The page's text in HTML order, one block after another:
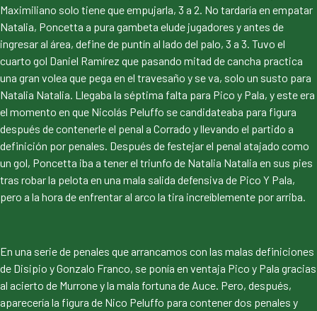
Maximiliano solo tiene que empujarla, 3 a 2. No tardaría en empatar
Natalia, Poncetta a pura gambeta elude jugadores y antes de
ingresar al área, define de puntín al lado del palo, 3 a 3. Tuvo el
cuarto gol Daniel Ramírez que pasando mitad de cancha practica
una gran volea que pega en el travesaño y se va, solo un susto para
Natalia Natalia. Llegaba la séptima falta para Pico y Pala, y este era
el momento en que Nicolás Peluffo se candidateaba para figura
después de contenerle el penal a Corrado y llevando el partido a
definición por penales. Después de festejar el penal atajado como
un gol, Poncetta iba a tener el triunfo de Natalia Natalia en sus pies
tras robar la pelota en una mala salida defensiva de Pico Y Pala,
pero a la hora de enfrentar al arco la tira increíblemente por arriba.
En una serie de penales que arrancamos con las malas definiciones
de Disipio y Gonzalo Franco, se ponía en ventaja Pico y Pala gracias
al acierto de Murrone y la mala fortuna de Auce. Pero, después,
aparecería la figura de Nico Peluffo para contener dos penales y